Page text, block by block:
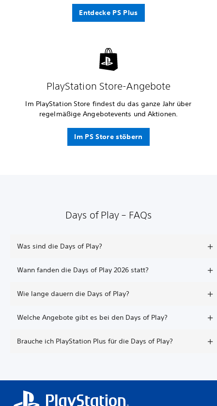
Entdecke PS Plus
PlayStation Store-Angebote
Im PlayStation Store findest du das ganze Jahr über
regelmäßige Angebotevents und Aktionen.
Im PS Store stöbern
Days of Play – FAQs
Was sind die Days of Play?
Wann fanden die Days of Play 2026 statt?
Wie lange dauern die Days of Play?
Welche Angebote gibt es bei den Days of Play?
Brauche ich PlayStation Plus für die Days of Play?